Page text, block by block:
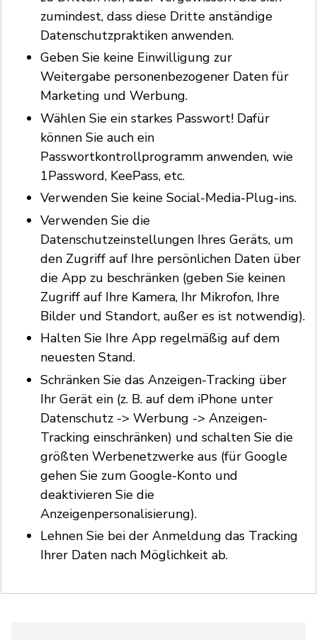
zumindest, dass diese Dritte anständige
Datenschutzpraktiken anwenden.
Geben Sie keine Einwilligung zur
Weitergabe personenbezogener Daten für
Marketing und Werbung.
Wählen Sie ein starkes Passwort! Dafür
können Sie auch ein
Passwortkontrollprogramm anwenden, wie
1Password, KeePass, etc.
Verwenden Sie keine Social-Media-Plug-ins.
Verwenden Sie die
Datenschutzeinstellungen Ihres Geräts, um
den Zugriff auf Ihre persönlichen Daten über
die App zu beschränken (geben Sie keinen
Zugriff auf Ihre Kamera, Ihr Mikrofon, Ihre
Bilder und Standort, außer es ist notwendig).
Halten Sie Ihre App regelmäßig auf dem
neuesten Stand.
Schränken Sie das Anzeigen-Tracking über
Ihr Gerät ein (z. B. auf dem iPhone unter
Datenschutz -> Werbung -> Anzeigen-
Tracking einschränken) und schalten Sie die
größten Werbenetzwerke aus (für Google
gehen Sie zum Google-Konto und
deaktivieren Sie die
Anzeigenpersonalisierung).
Lehnen Sie bei der Anmeldung das Tracking
Ihrer Daten nach Möglichkeit ab.